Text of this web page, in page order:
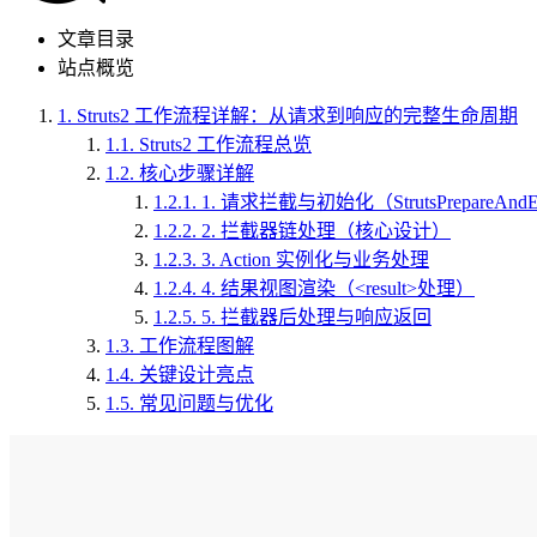
文章目录
站点概览
1. Struts2 工作流程详解：从请求到响应的完整生命周期
1.1. Struts2 工作流程总览
1.2. 核心步骤详解
1.2.1. 1. 请求拦截与初始化（
1.2.2. 2. 拦截器链处理（核心设计）
1.2.3. 3. Action 实例化与业务处理
1.2.4. 4. 结果视图渲染（<result>处理）
1.2.5. 5. 拦截器后处理与响应返回
1.3. 工作流程图解
1.4. 关键设计亮点
1.5. 常见问题与优化